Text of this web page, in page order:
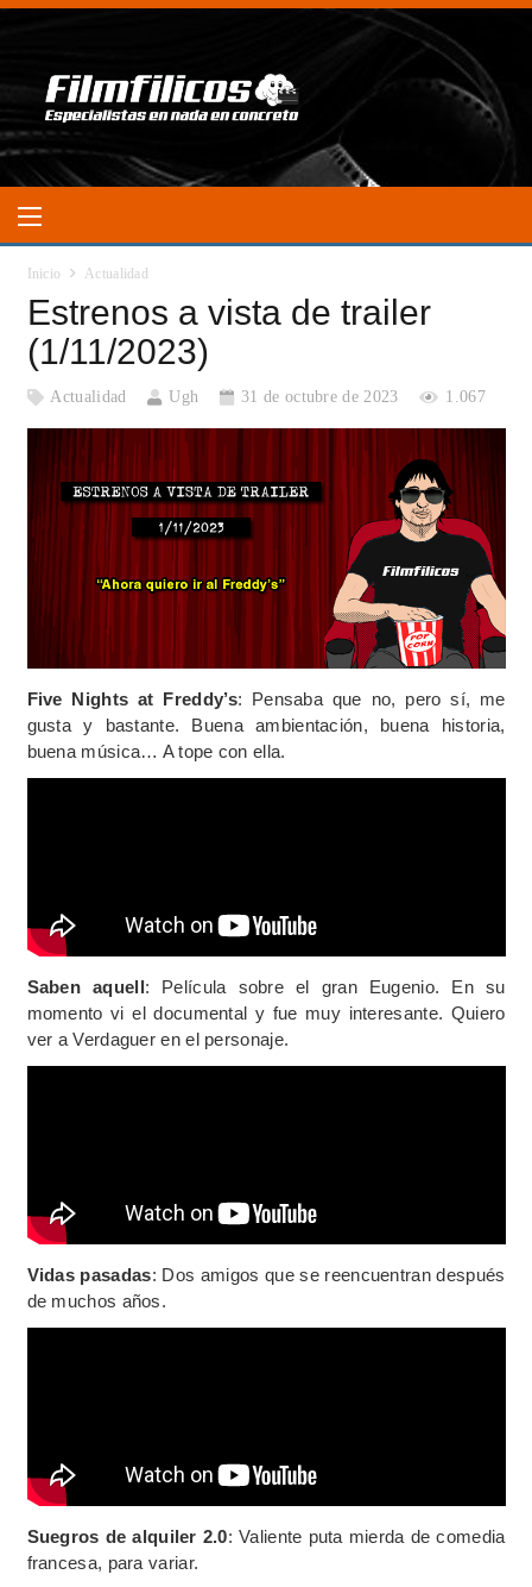
Inicio Actualidad
Estrenos a vista de trailer
(1/11/2023)
Actualidad Ugh 31 de octubre de 2023 1.067
Five Nights at Freddy’s: Pensaba que no, pero sí, me
gusta y bastante. Buena ambientación, buena historia,
buena música… A tope con ella.
Saben aquell: Película sobre el gran Eugenio. En su
momento vi el documental y fue muy interesante. Quiero
ver a Verdaguer en el personaje.
Vidas pasadas: Dos amigos que se reencuentran después
de muchos años.
Suegros de alquiler 2.0: Valiente puta mierda de comedia
francesa, para variar.